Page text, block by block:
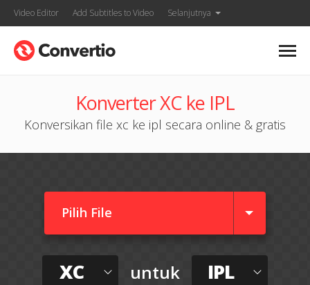
Video Editor Add Subtitles to Video Selanjutnya
Konverter XC ke IPL
Konversikan file xc ke ipl secara online & gratis
Pilih File
XC untuk IPL